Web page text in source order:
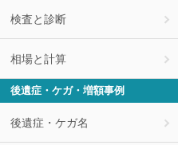
検査と診断
相場と計算
後遺症・ケガ・増額事例
後遺症・ケガ名